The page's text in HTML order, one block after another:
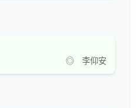
◎ 李仰安